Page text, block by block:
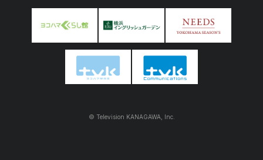
© Television KANAGAWA, Inc.